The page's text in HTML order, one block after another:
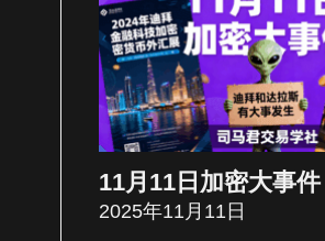
11月11日加密大事件
2025年11月11日